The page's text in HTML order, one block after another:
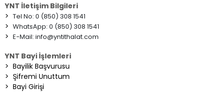
YNT İletişim Bilgileri
> Tel No: 0 (850) 308 1541
> WhatsApp: 0 (850) 308 1541
> E-Mail: info@yntithalat.com
YNT Bayi İşlemleri
> Bayilik Başvurusu
> Şifremi Unuttum
> Bayi Girişi